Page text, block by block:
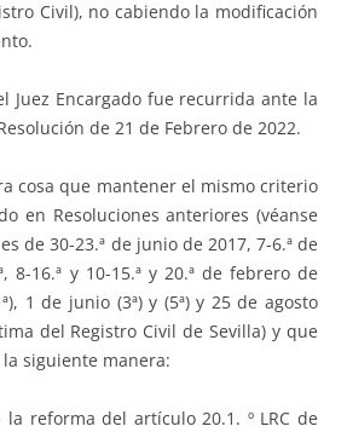
Civil), no cabiendo la modificación
Encargado fue recurrida ante la
de 21 de Febrero de 2022.
cosa que mantener el mismo criterio
en Resoluciones anteriores (véanse
de 30-23.ª de junio de 2017, 7-6.ª de
8-16.ª y 10-15.ª y 20.ª de febrero de
1 de junio (3ª) y (5ª) y 25 de agosto
del Registro Civil de Sevilla) y que
siguiente manera:
del artículo 20.1. º LRC de